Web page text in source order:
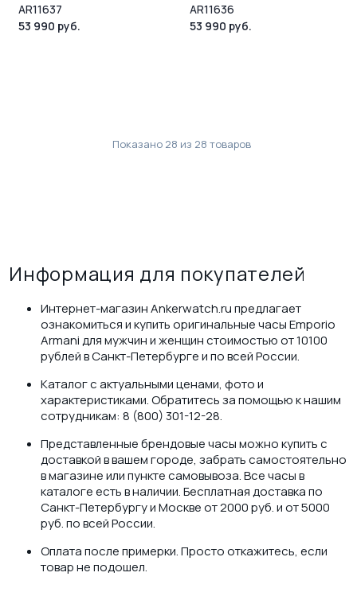
AR11637
53 990 руб.
AR11636
53 990 руб.
Показано 28 из 28 товаров
Информация для покупателей
Интернет-магазин Ankerwatch.ru предлагает
ознакомиться и купить оригинальные часы Emporio
Armani для мужчин и женщин стоимостью от 10100
рублей в Санкт-Петербурге и по всей России.
Каталог с актуальными ценами, фото и
характеристиками. Обратитесь за помощью к нашим
сотрудникам: 8 (800) 301-12-28.
Представленные брендовые часы можно купить с
доставкой в вашем городе, забрать самостоятельно
в магазине или пункте самовывоза. Все часы в
каталоге есть в наличии. Бесплатная доставка по
Санкт-Петербургу и Москве от 2000 руб. и от 5000
руб. по всей России.
Оплата после примерки. Просто откажитесь, если
товар не подошел.